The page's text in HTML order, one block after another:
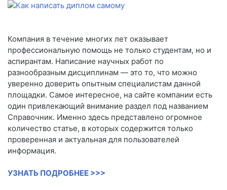
Компания в течение многих лет оказывает
профессиональную помощь не только студентам, но и
аспирантам. Написание научных работ по
разнообразным дисциплинам — это то, что можно
уверенно доверить опытным специалистам данной
площадки. Самое интересное, на сайте компании есть
один привлекающий внимание раздел под названием
Справочник. Именно здесь представлено огромное
количество статье, в которых содержится только
проверенная и актуальная для пользователей
информация.
УЗНАТЬ ПОДРОБНЕЕ >>>